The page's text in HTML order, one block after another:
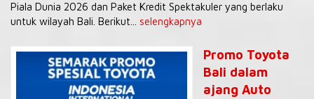
Piala Dunia 2026 dan Paket Kredit Spektakuler yang berlaku
untuk wilayah Bali. Berikut... selengkapnya
Promo Toyota
Bali dalam
ajang Auto